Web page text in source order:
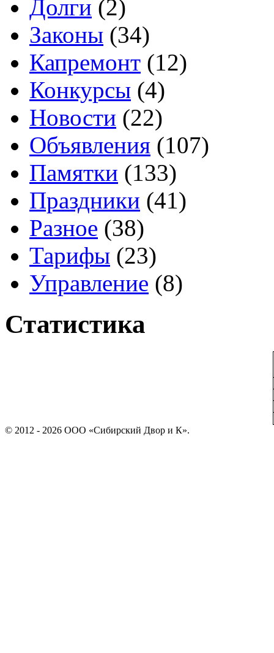
Долги (2)
Законы (34)
Капремонт (12)
Конкурсы (4)
Новости (22)
Объявления (107)
Памятки (133)
Праздники (41)
Разное (38)
Тарифы (23)
Управление (8)
Статистика
© 2012 - 2026 ООО «Сибирский Двор и К».